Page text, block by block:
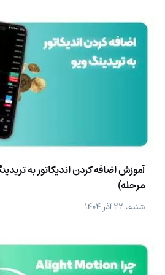
مرحله)
شنبه، ۲۲ آذر ۱۴۰۴